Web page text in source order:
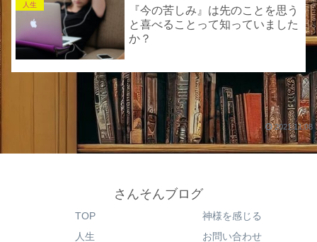
人生
『今の苦しみ』は先のことを思う
と喜べることって知っていました
か？
2021.11.08
さんそんブログ
TOP
神様を感じる
人生
お問い合わせ